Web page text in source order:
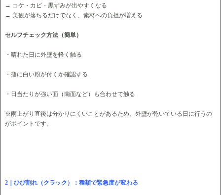
→ コケ・カビ・黒ずみが出やすくなる
→ 美観が落ちるだけでなく、素材への負担が増える
セルフチェック方法（簡単）
・晴れた日に外壁を軽く触る
・指に白い粉が付くか確認する
・日当たりが強い面（南面など）も合わせて触る
※雨上がり直後は分かりにくいことがあるため、外壁が乾いている日に行うの
がポイントです。
2｜ひび割れ（クラック）：種類で緊急度が変わる